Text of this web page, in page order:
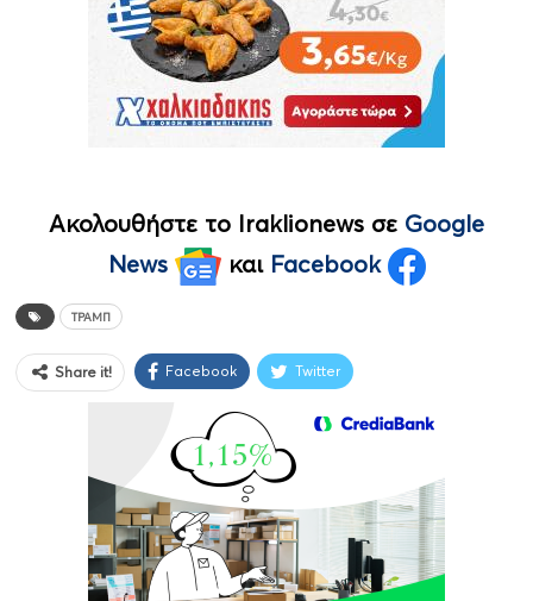
Ακολουθήστε το Iraklionews σε Google
News
και Facebook
ΤΡΑΜΠ
Share it! Facebook Twitter